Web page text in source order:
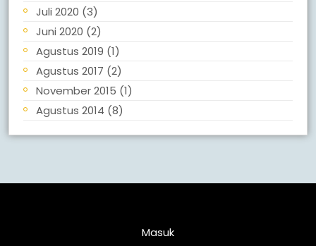
Juli 2020 (3)
Juni 2020 (2)
Agustus 2019 (1)
Agustus 2017 (2)
November 2015 (1)
Agustus 2014 (8)
Masuk